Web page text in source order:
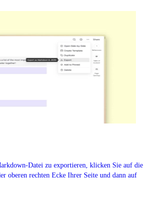
Datei zu exportieren, klicken Sie auf die
oberen rechten Ecke Ihrer Seite und dann auf